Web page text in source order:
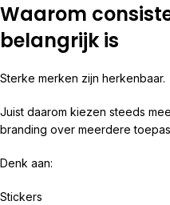
Waarom
belangrijk is
Sterke merken zijn herkenbaar.
Juist daarom kiezen steeds
branding over meerdere
Denk aan:
Stickers